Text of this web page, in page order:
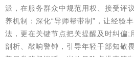
派，在服务群众中规范用权、接受评
养机制：深化“导师帮带制”，让经验
法，更在关键节点把关提醒及时纠偏;
剖析、敲响警钟，引导年轻干部知敬